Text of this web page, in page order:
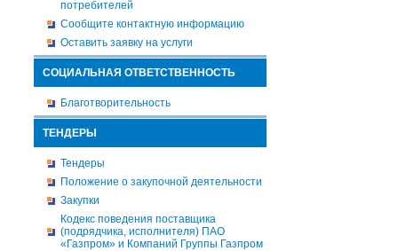
потребителей
Сообщите контактную информацию
Оставить заявку на услуги
СОЦИАЛЬНАЯ ОТВЕТСТВЕННОСТЬ
Благотворительность
ТЕНДЕРЫ
Тендеры
Положение о закупочной деятельности
Закупки
Кодекс поведения поставщика
(подрядчика, исполнителя) ПАО
«Газпром» и Компаний Группы Газпром